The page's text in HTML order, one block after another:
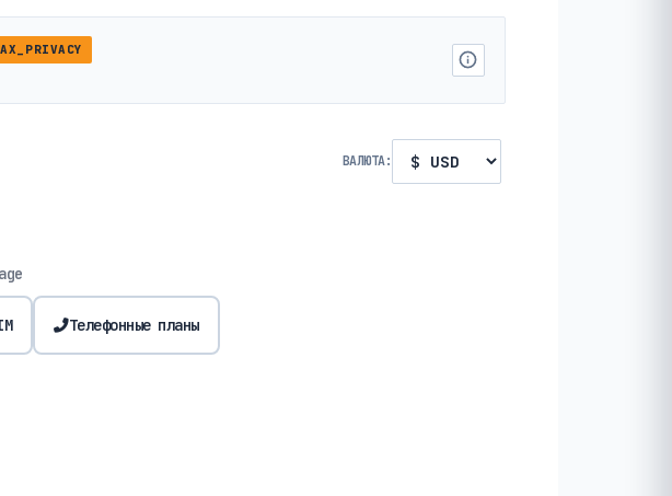
ВАЛЮТА:
Телефонные планы